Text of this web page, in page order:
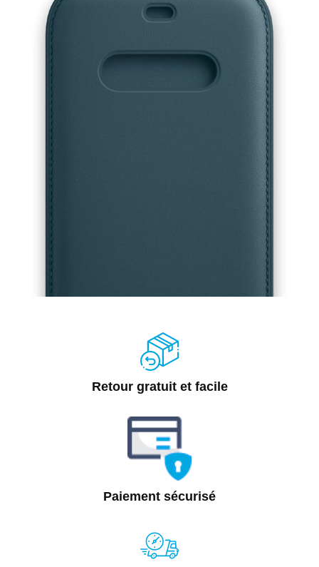
Retour gratuit et facile
Paiement sécurisé